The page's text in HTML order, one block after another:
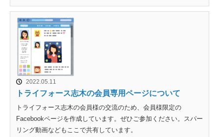
2022.05.11
トライフォース志木の会員専用ページについて
トライフォース志木の会員様の交流のため、会員様限定の
Facebookページを作成しています。ぜひご参加ください。スパー
リング動画などもここで共有しています。